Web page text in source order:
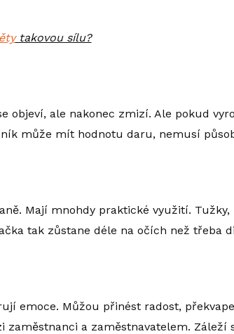
takovou sílu?
objeví, ale nakonec zmizí. Ale pokud
může mít hodnotu daru, nemusí
Mají mnohdy praktické využití.
tak zůstane déle na očích než třeba
emoce. Můžou přinést radost,
a zaměstnavatelem. Záleží